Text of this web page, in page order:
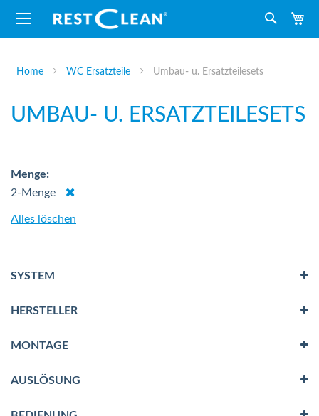
Suche
Home WC Ersatzteile Umbau- u. Ersatzteilesets
UMBAU- U. ERSATZTEILESETS
Menge
2-Menge
Dies
Alles löschen
SYSTEM
HERSTELLER
MONTAGE
AUSLÖSUNG